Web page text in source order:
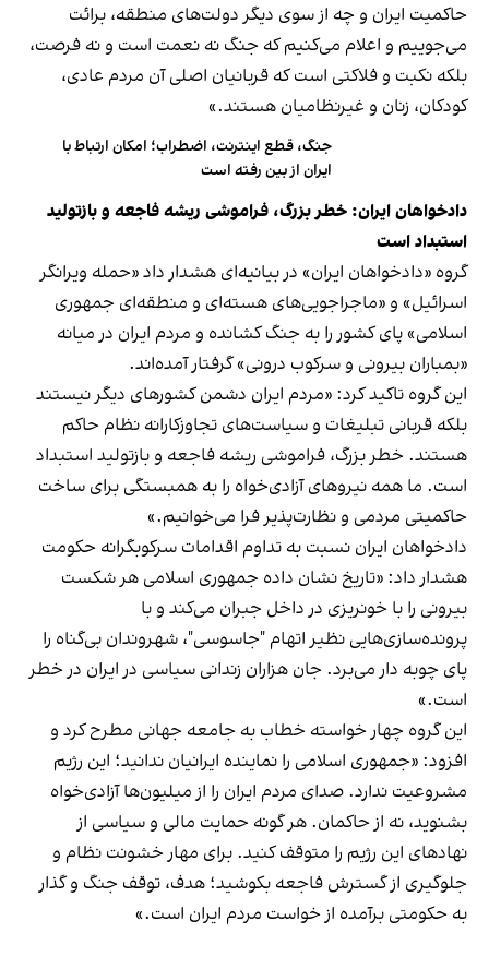
حاکمیت ایران و چه از سوی دیگر دولت‌های منطقه، برائت
می‌جوییم و اعلام می‌کنیم که جنگ نه نعمت است و نه فرصت،
بلکه نکبت و فلاکتی است که قربانیان اصلی آن مردم عادی،
کودکان، زنان و غیرنظامیان هستند.»
جنگ، قطع اینترنت، اضطراب؛ امکان ارتباط با
ایران از بین رفته است
دادخواهان ایران: خطر بزرگ، فراموشی ریشه فاجعه و بازتولید
استبداد است
گروه «دادخواهان ایران» در بیانیه‌ای هشدار داد «حمله ویرانگر
اسرائیل» و «ماجراجویی‌های هسته‌ای و منطقه‌ای جمهوری
اسلامی» پای کشور را به جنگ کشانده و مردم ایران در میانه
«بمباران بیرونی و سرکوب درونی» گرفتار آمده‌اند.
این گروه تاکید کرد: «مردم ایران دشمن کشورهای دیگر نیستند
بلکه قربانی تبلیغات و سیاست‌های تجاوزکارانه نظام حاکم
هستند. خطر بزرگ، فراموشی ریشه فاجعه و بازتولید استبداد
است. ما همه نیروهای آزادی‌خواه را به همبستگی برای ساخت
حاکمیتی مردمی و نظارت‌پذیر فرا می‌خوانیم.»
دادخواهان ایران نسبت به تداوم اقدامات سرکوبگرانه حکومت
هشدار داد: «تاریخ نشان داده جمهوری اسلامی هر شکست
بیرونی را با خونریزی در داخل جبران می‌کند و با
پرونده‌سازی‌هایی نظیر اتهام "جاسوسی"، شهروندان بی‌گناه را
پای چوبه‌ دار می‌برد. جان هزاران زندانی سیاسی در ایران در خطر
است.»
این گروه چهار خواسته خطاب به جامعه جهانی مطرح کرد و
افزود: «جمهوری اسلامی را نماینده ایرانیان ندانید؛ این رژیم
مشروعیت ندارد. صدای مردم ایران را از میلیون‌ها آزادی‌خواه
بشنوید، نه از حاکمان. هر گونه حمایت مالی و سیاسی از
نهادهای این رژیم را متوقف کنید. برای مهار خشونت نظام و
جلوگیری از گسترش فاجعه بکوشید؛ هدف، توقف جنگ و گذار
به حکومتی برآمده از خواست مردم ایران است.»